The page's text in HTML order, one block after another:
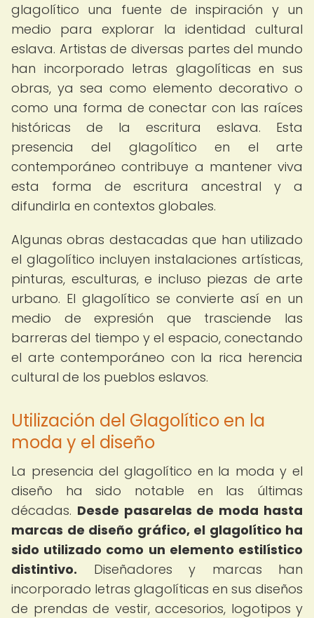
glagolítico una fuente de inspiración y un
medio para explorar la identidad cultural
eslava. Artistas de diversas partes del mundo
han incorporado letras glagolíticas en sus
obras, ya sea como elemento decorativo o
como una forma de conectar con las raíces
históricas de la escritura eslava. Esta
presencia del glagolítico en el arte
contemporáneo contribuye a mantener viva
esta forma de escritura ancestral y a
difundirla en contextos globales.
Algunas obras destacadas que han utilizado
el glagolítico incluyen instalaciones artísticas,
pinturas, esculturas, e incluso piezas de arte
urbano. El glagolítico se convierte así en un
medio de expresión que trasciende las
barreras del tiempo y el espacio, conectando
el arte contemporáneo con la rica herencia
cultural de los pueblos eslavos.
Utilización del Glagolítico en la
moda y el diseño
La presencia del glagolítico en la moda y el
diseño ha sido notable en las últimas
décadas. Desde pasarelas de moda hasta
marcas de diseño gráfico, el glagolítico ha
sido utilizado como un elemento estilístico
distintivo. Diseñadores y marcas han
incorporado letras glagolíticas en sus diseños
de prendas de vestir, accesorios, logotipos y